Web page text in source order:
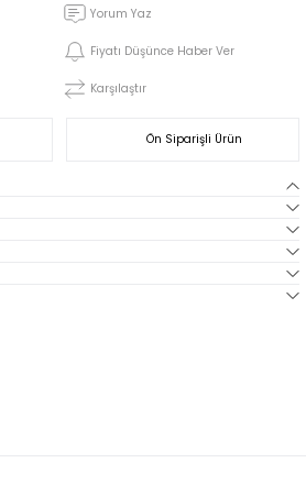
Yorum Yaz
Fiyatı Düşünce Haber Ver
Karşılaştır
Ön Siparişli Ürün